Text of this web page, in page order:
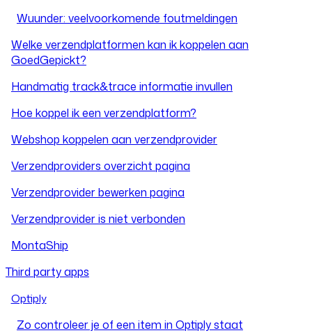
Wuunder: veelvoorkomende foutmeldingen
Welke verzendplatformen kan ik koppelen aan
GoedGepickt?
Handmatig track&trace informatie invullen
Hoe koppel ik een verzendplatform?
Webshop koppelen aan verzendprovider
Verzendproviders overzicht pagina
Verzendprovider bewerken pagina
Verzendprovider is niet verbonden
MontaShip
Third party apps
Optiply
Zo controleer je of een item in Optiply staat